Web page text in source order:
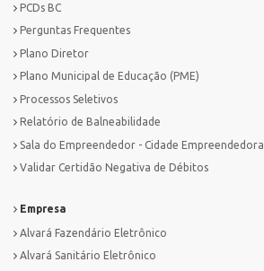
PCDs BC
Perguntas Frequentes
Plano Diretor
Plano Municipal de Educação (PME)
Processos Seletivos
Relatório de Balneabilidade
Sala do Empreendedor - Cidade Empreendedora
Validar Certidão Negativa de Débitos
Empresa
Alvará Fazendário Eletrônico
Alvará Sanitário Eletrônico